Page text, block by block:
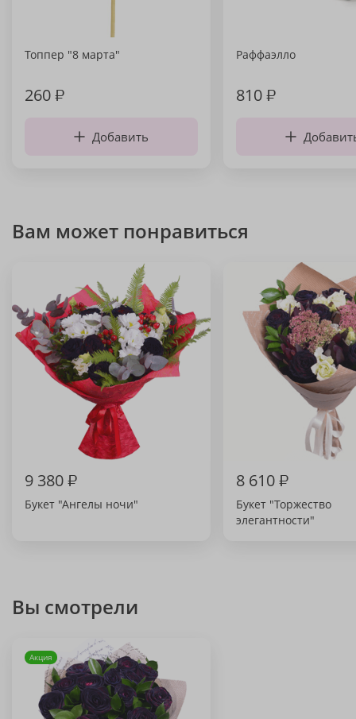
Топпер "8 марта"
260₽
Добавить
Раффаэлло
810₽
Вам может понравиться
9 380₽
Букет "Ангелы ночи"
8 610₽
Букет "Торжество
элегантности"
Вы смотрели
Акция